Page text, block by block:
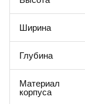
Ширина
Глубина
Материал
корпуса